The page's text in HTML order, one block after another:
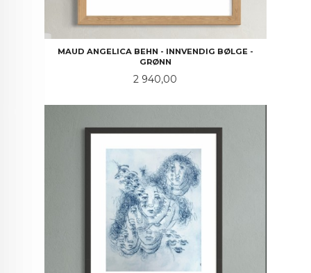
MAUD ANGELICA BEHN - INNVENDIG BØLGE -
GRØNN
Pris
2 940,00